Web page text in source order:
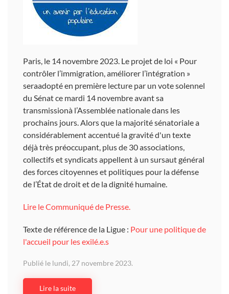
Paris, le 14 novembre 2023. Le projet de loi « Pour
contrôler l’immigration, améliorer l’intégration »
seraadopté en première lecture par un vote solennel
du Sénat ce mardi 14 novembre avant sa
transmissionà l’Assemblée nationale dans les
prochains jours. Alors que la majorité sénatoriale a
considérablement accentué la gravité d'un texte
déjà très préoccupant, plus de 30 associations,
collectifs et syndicats appellent à un sursaut général
des forces citoyennes et politiques pour la défense
de l’État de droit et de la dignité humaine.
Lire le Communiqué de Presse.
Texte de référence de la Ligue : Pour une politique de
l'accueil pour les exilé.e.s
Publié le lundi, 27 novembre 2023.
Lire la suite